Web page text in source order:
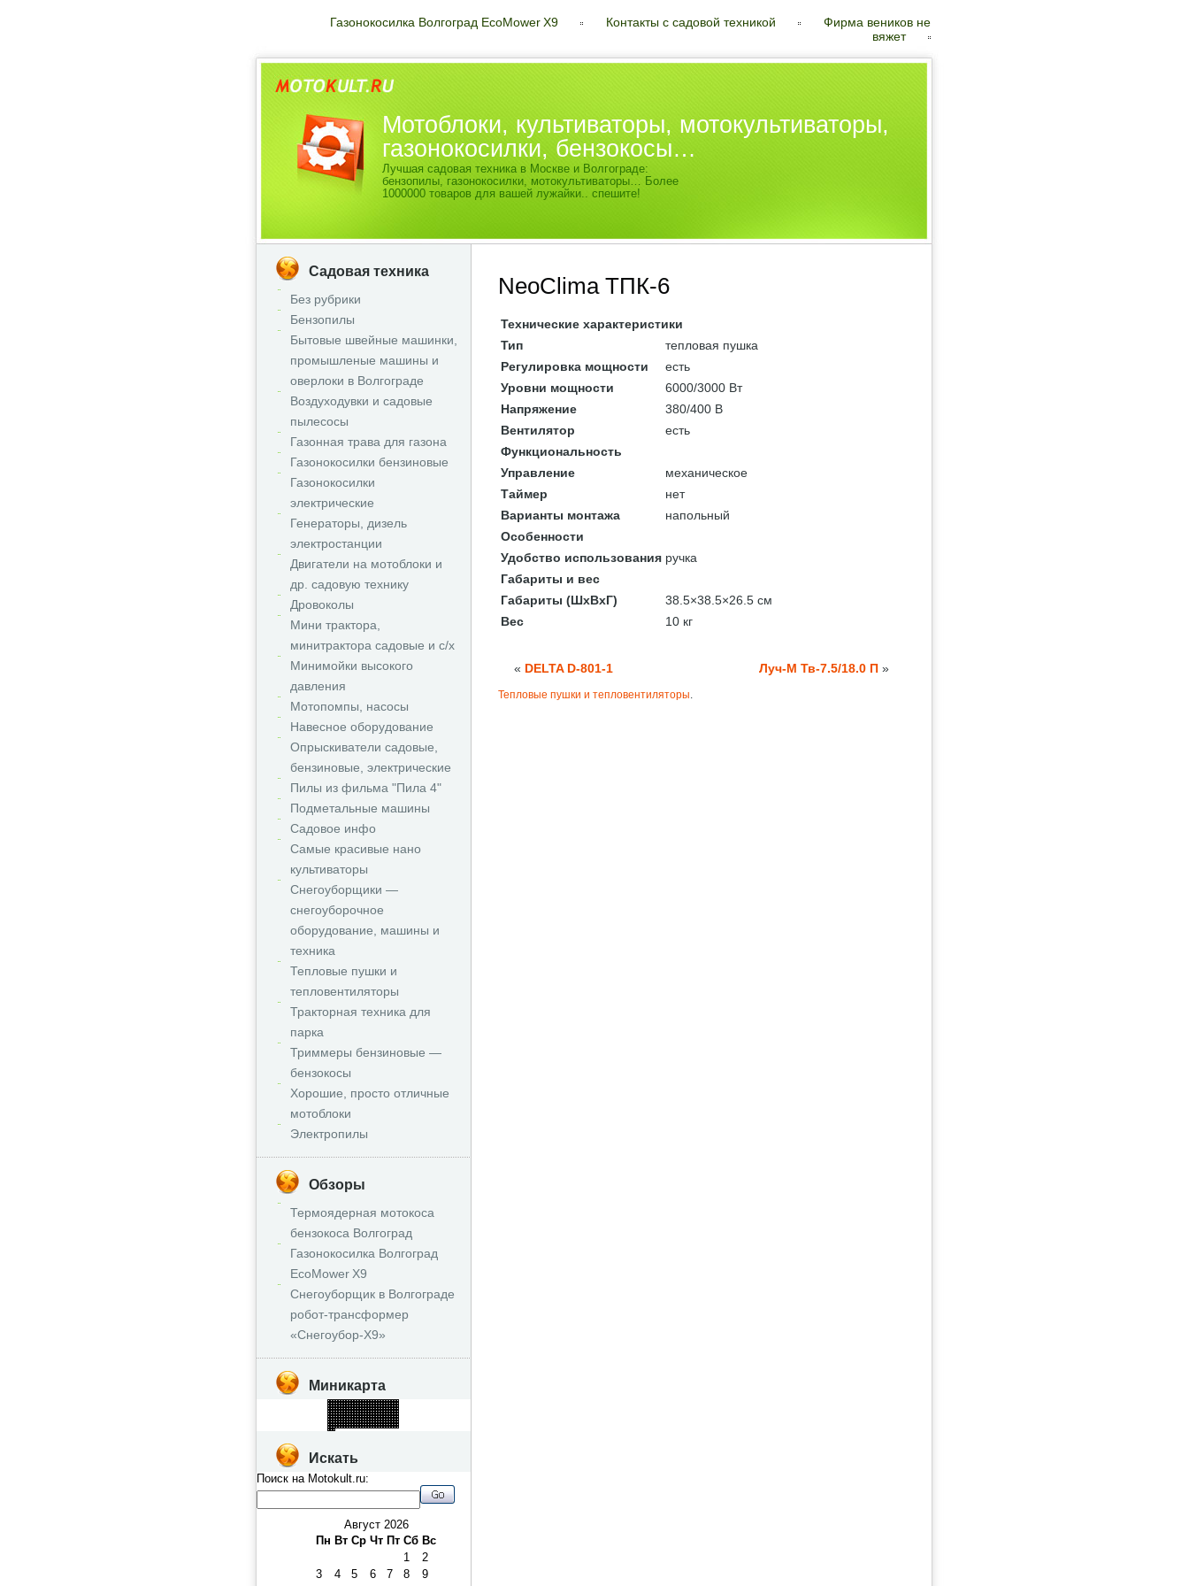
Газонокосилка Волгоград EcoMower X9 Контакты с садовой техникой
Фирма веников не
вяжет
Мотоблоки, культиваторы, мотокультиваторы,
газонокосилки, бензокосы…
Лучшая садовая техника в Москве и Волгограде:
бензопилы, газонокосилки, мотокультиваторы… Более
1000000 товаров для вашей лужайки.. спешите!
Садовая техника
Без рубрики
Бензопилы
Бытовые швейные машинки,
промышленые машины и
оверлоки в Волгограде
Воздуходувки и садовые
пылесосы
Газонная трава для газона
Газонокосилки бензиновые
Газонокосилки
электрические
Генераторы, дизель
электростанции
Двигатели на мотоблоки и
др. садовую технику
Дровоколы
Мини трактора,
минитрактора садовые и с/х
Минимойки высокого
давления
Мотопомпы, насосы
Навесное оборудование
Опрыскиватели садовые,
бензиновые, электрические
Пилы из фильма "Пила 4"
Подметальные машины
Садовое инфо
Самые красивые нано
культиваторы
Снегоуборщики —
снегоуборочное
оборудование, машины и
техника
Тепловые пушки и
тепловентиляторы
Тракторная техника для
парка
Триммеры бензиновые —
бензокосы
Хорошие, просто отличные
мотоблоки
Электропилы
Обзоры
Термоядерная мотокоса
бензокоса Волгоград
Газонокосилка Волгоград
EcoMower X9
Снегоуборщик в Волгограде
робот‑трансформер
«Снегоубор‑X9»
Миникарта
Искать
Поиск на Motokult.ru:
Август 2026
Пн Вт Ср Чт Пт Сб Вс
1
2
3
4 5 6 7 8
9
NeoClima ТПК-6
Технические характеристики
Тип
тепловая пушка
Регулировка мощности
есть
Уровни мощности
6000/3000 Вт
Напряжение
380/400 В
Вентилятор
есть
Функциональность
Управление
механическое
Таймер
нет
Варианты монтажа
напольный
Особенности
Удобство использования ручка
Габариты и вес
Габариты (ШхВхГ)
38.5×38.5×26.5 см
Вес
10 кг
« DELTA D-801-1 Луч-М Тв-7.5/18.0 П »
Тепловые пушки и тепловентиляторы